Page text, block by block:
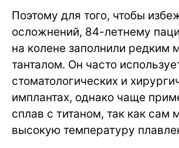
Поэтому для того, чтобы
осложнений, 84-летнему
на колене заполнили редким
танталом. Он часто
стоматологических и
имплантах, однако чаще
сплав с титаном, так как сам
высокую температуру